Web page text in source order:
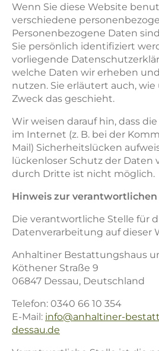
Wenn Sie diese Website
verschiedene
Personenbezogene Daten
Sie persönlich identifiziert
vorliegende
welche Daten wir erheben
nutzen. Sie erläutert auch,
Zweck das geschieht.
Wir weisen darauf hin, dass
im Internet (z. B. bei der
Mail) Sicherheitslücken
lückenloser Schutz der Daten
durch Dritte ist nicht möglich.
Hinweis zur verantwortlichen
Die verantwortliche Stelle für
Datenverarbeitung auf dieser
Anhaltiner Bestattungshaus
Köthener Straße 9
06847 Dessau, Deutschland
Telefon: 0340 66 10 354
E-Mail: info@anhaltiner-
dessau.de